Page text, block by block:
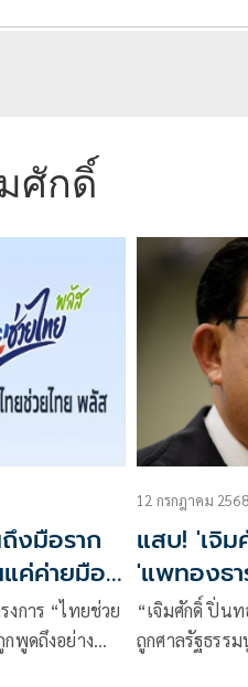
ศักดิ์
งมือราก
ค่ค่ายมือ
งการ “ไทยช่วย
พูดถึงอย่าง
12 กรกฎาคม 2568
แสบ! 'เจิ
'แพทองธ
“เจิมศักดิ์ ปิ่น
ถูกศาลรัฐธรร